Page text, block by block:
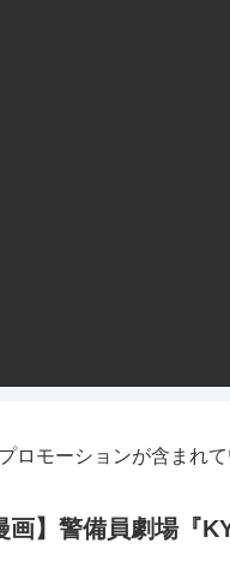
ロモーションが含まれ
画】警備員劇場『